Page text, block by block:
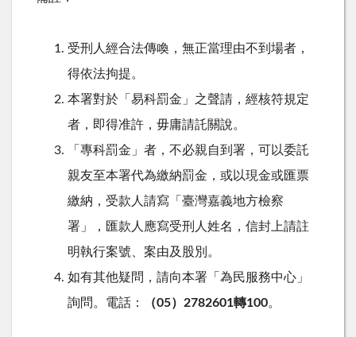
受刑人經合法傳喚，無正當理由不到場者，
得依法拘提。
本署對於「易科罰金」之聲請，經核符規定
者，即得准許，毋庸請託關說。
「專科罰金」者，不必親自到署，可以委託
親友至本署代為繳納罰金，或以現金或匯票
繳納，受款人請寫「臺灣嘉義地方檢察
署」，匯款人應寫受刑人姓名，信封上請註
明執行案號、案由及股別。
如有其他疑問，請向本署「為民服務中心」
詢問。電話：
（05）2782601轉100。